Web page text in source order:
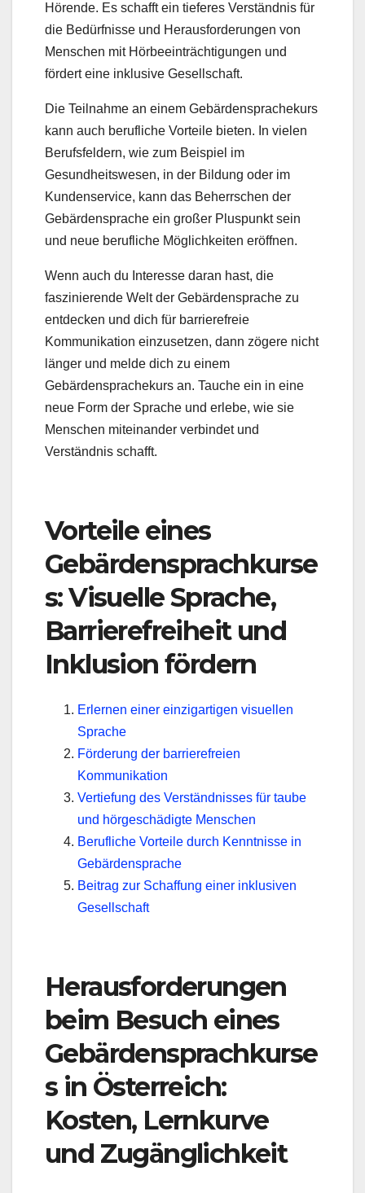
Hörende. Es schafft ein tieferes Verständnis für
die Bedürfnisse und Herausforderungen von
Menschen mit Hörbeeinträchtigungen und
fördert eine inklusive Gesellschaft.
Die Teilnahme an einem Gebärdensprachekurs
kann auch berufliche Vorteile bieten. In vielen
Berufsfeldern, wie zum Beispiel im
Gesundheitswesen, in der Bildung oder im
Kundenservice, kann das Beherrschen der
Gebärdensprache ein großer Pluspunkt sein
und neue berufliche Möglichkeiten eröffnen.
Wenn auch du Interesse daran hast, die
faszinierende Welt der Gebärdensprache zu
entdecken und dich für barrierefreie
Kommunikation einzusetzen, dann zögere nicht
länger und melde dich zu einem
Gebärdensprachekurs an. Tauche ein in eine
neue Form der Sprache und erlebe, wie sie
Menschen miteinander verbindet und
Verständnis schafft.
Vorteile eines
Gebärdensprachkurse
s: Visuelle Sprache,
Barrierefreiheit und
Inklusion fördern
Erlernen einer einzigartigen visuellen
Sprache
Förderung der barrierefreien
Kommunikation
Vertiefung des Verständnisses für taube
und hörgeschädigte Menschen
Berufliche Vorteile durch Kenntnisse in
Gebärdensprache
Beitrag zur Schaffung einer inklusiven
Gesellschaft
Herausforderungen
beim Besuch eines
Gebärdensprachkurse
s in Österreich:
Kosten, Lernkurve
und Zugänglichkeit